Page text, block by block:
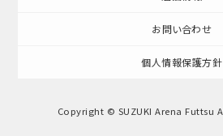
お問い合わせ
個人情報保護方針
Copyright © SUZUKI Arena Futtsu